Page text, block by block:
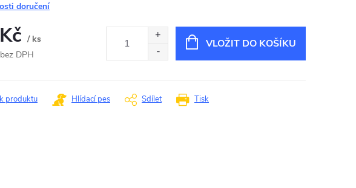
doručení
/ ks
DPH
VLOŽIT DO KOŠÍKU
Tisk
produktu Hlídací pes Sdílet